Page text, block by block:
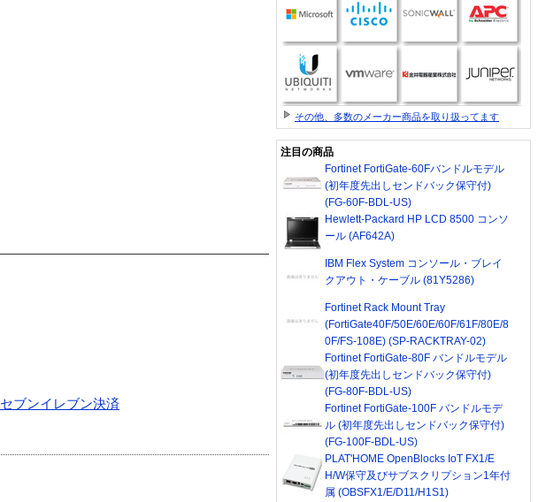
セブンイレブン決済
その他、多数のメーカー商品を取り扱ってます
注目の商品
Fortinet FortiGate-60Fバンドルモデル
(初年度先出しセンドバック保守付)
(FG-60F-BDL-US)
Hewlett-Packard HP LCD 8500 コンソ
ール (AF642A)
IBM Flex System コンソール・ブレイ
クアウト・ケーブル (81Y5286)
Fortinet Rack Mount Tray
(FortiGate40F/50E/60E/60F/61F/80E/8
0F/FS-108E) (SP-RACKTRAY-02)
Fortinet FortiGate-80F バンドルモデル
(初年度先出しセンドバック保守付)
(FG-80F-BDL-US)
Fortinet FortiGate-100F バンドルモデ
ル (初年度先出しセンドバック保守付)
(FG-100F-BDL-US)
PLAT'HOME OpenBlocks IoT FX1/E
H/W保守及びサブスクリプション1年付
属 (OBSFX1/E/D11/H1S1)